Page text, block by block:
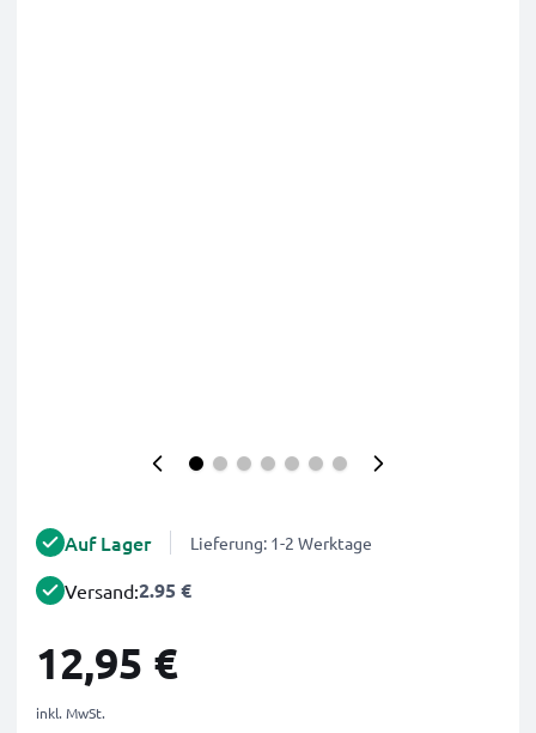
Auf Lager Lieferung: 1-2 Werktage
Versand:2.95 €
12,95 €
inkl. MwSt.